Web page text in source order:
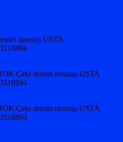
montajı USTA
Çeki demiri montajı USTA
Çeki demiri montajı USTA